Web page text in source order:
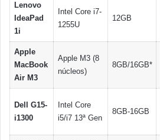
Lenovo
IdeaPad
1i
Intel Core i7-
1255U
12GB
Apple
MacBook
Air M3
Apple M3 (8
núcleos)
8GB/16GB*
Dell G15-
i1300
Intel Core
i5/i7 13ª Gen
8GB-16GB